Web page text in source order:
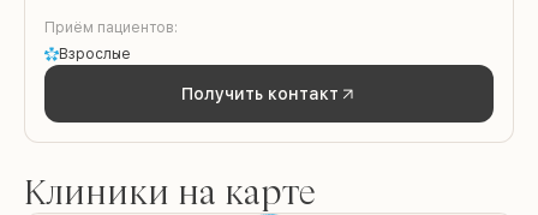
Приём пациентов:
Взрослые
Получить контакт
Клиники на карте